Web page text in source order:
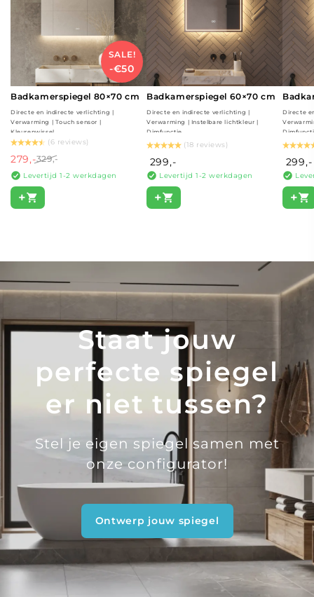
SALE!
-€50
Badkamerspiegel 80×70 cm
Directe en indirecte verlichting |
Verwarming | Touch sensor |
Kleurenwissel
(6 reviews)
279,-329,-
Levertijd 1-2 werkdagen
+
Badkamerspiegel 60×70 cm
Directe en indirecte verlichting |
Verwarming | Instelbare lichtkleur |
Dimfunctie
(18 reviews)
299,-
Levertijd 1-2 werkdagen
+
Directe
299,-
+
Staat jouw
perfecte spiegel
er niet tussen?
Stel je eigen spiegel samen met
onze configurator!
Ontwerp jouw spiegel